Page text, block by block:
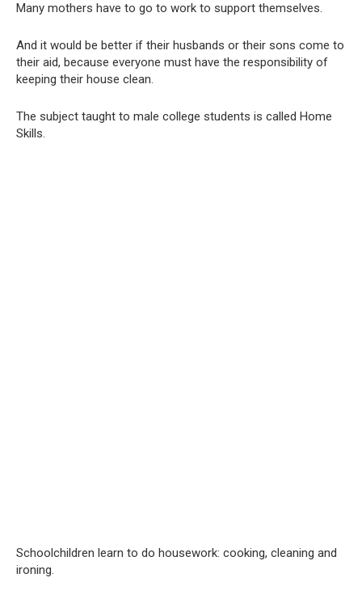
Many mothers have to go to work to support themselves.
And it would be better if their husbands or their sons come to
their aid, because everyone must have the responsibility of
keeping their house clean.
The subject taught to male college students is called Home
Skills.
Schoolchildren learn to do housework: cooking, cleaning and
ironing.